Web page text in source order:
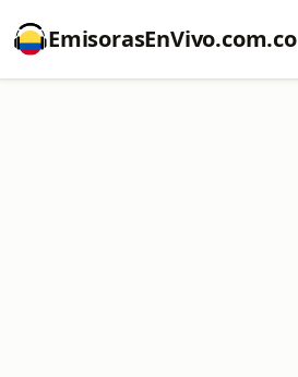
EmisorasEnVivo.com.co